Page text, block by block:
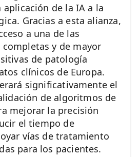
de la IA a la
Gracias a esta alianza,
a una de las
completas y de mayor
de patología
clínicos de Europa.
significativamente el
de algoritmos de
mejorar la precisión
el tiempo de
vías de tratamiento
para los pacientes.